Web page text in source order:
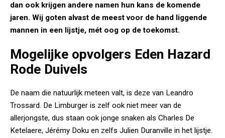
dan ook krijgen andere namen hun kans de komende
jaren. Wij goten alvast de meest voor de hand liggende
mannen in een lijstje, mét oog op de toekomst.
Mogelijke opvolgers Eden Hazard
Rode Duivels
De naam die natuurlijk meteen valt, is deze van Leandro
Trossard. De Limburger is zelf ook niet meer van de
allerjongste, dus staan ook jonge snaken als Charles De
Ketelaere, Jérémy Doku en zelfs Julien Duranville in het lijstje.